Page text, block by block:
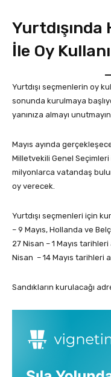
Yurtdışında
İle Oy
Yurtdışı seçmenlerin oy
sonunda kurulmaya
yanınıza almayı unutmayın.
Mayıs ayında
Milletvekili Genel Seçimleri
milyonlarca vatandaş
oy verecek.
Yurtdışı seçmenleri için
– 9 Mayıs, Hollanda ve
27 Nisan – 1 Mayıs
Nisan – 14 Mayıs tarihleri
Sandıkların kurulacağı